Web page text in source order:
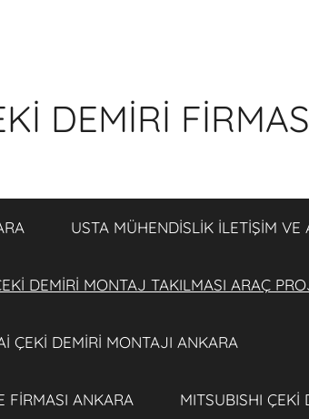
DEMİRİ
USTA MÜHENDİSLİK İLETİŞİM VE
DEMİRİ MONTAJ TAKILMASI ARAÇ
ÇEKİ DEMİRİ MONTAJI ANKARA
FİRMASI ANKARA MITSUBISHI ÇEKİ